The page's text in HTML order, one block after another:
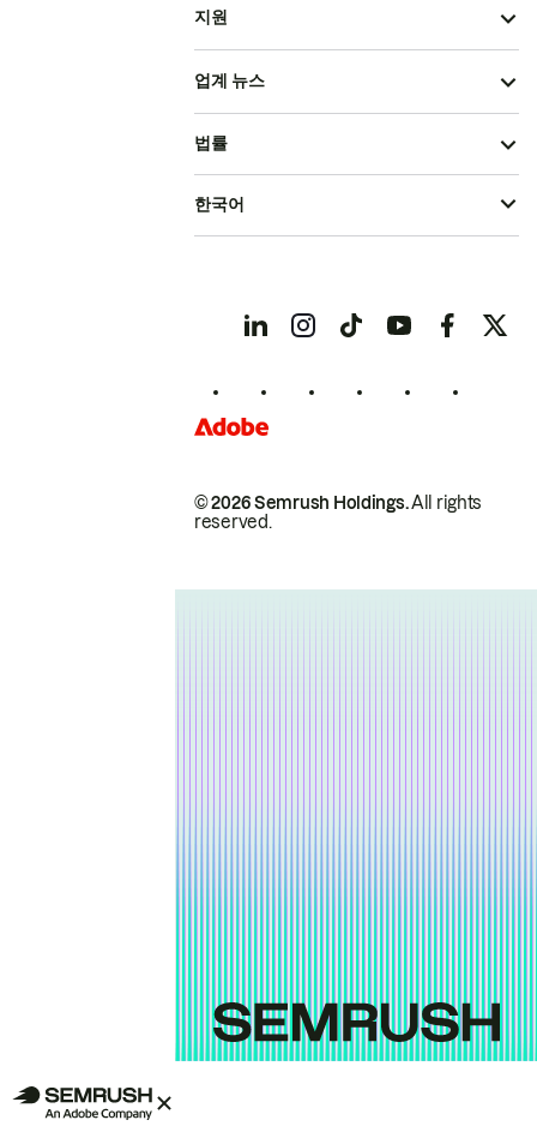
지원
업계 뉴스
© 2026 Semrush Holdings.All rights
reserved.
법률
한국어